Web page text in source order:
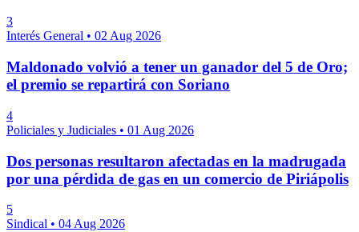
3
Interés General • 02 Aug 2026
Maldonado volvió a tener un ganador del 5 de Oro;
el premio se repartirá con Soriano
4
Policiales y Judiciales • 01 Aug 2026
Dos personas resultaron afectadas en la madrugada
por una pérdida de gas en un comercio de Piriápolis
5
Sindical • 04 Aug 2026